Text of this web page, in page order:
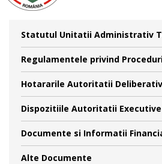
Statutul Unitatii Administrativ
Regulamentele privind
Hotararile Autoritatii
Dispozitiile Autoritatii Executive
Documente si Informatii
Alte Documente